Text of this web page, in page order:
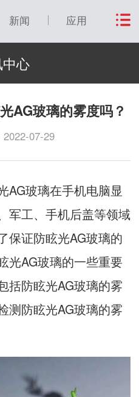
新闻 应用
心
AG玻璃的雾度吗？
07-29
AG玻璃在手机电脑显
军工、手机后盖等领域
保证防眩光AG玻璃的
光AG玻璃的一些重要
括防眩光AG玻璃的雾
测防眩光AG玻璃的雾